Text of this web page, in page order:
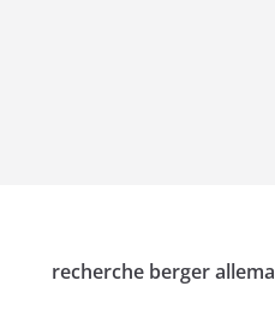
recherche berger